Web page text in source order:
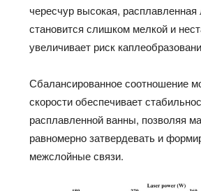
чересчур высокая, расплавленная
становится слишком мелкой и
увеличивает риск
Сбалансированное соотношение
скорости обеспечивает
расплавленной ванны, позволяя
равномерно затвердевать и
межслойные связи.